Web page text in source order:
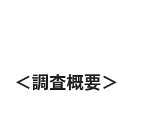
＜調査概要＞